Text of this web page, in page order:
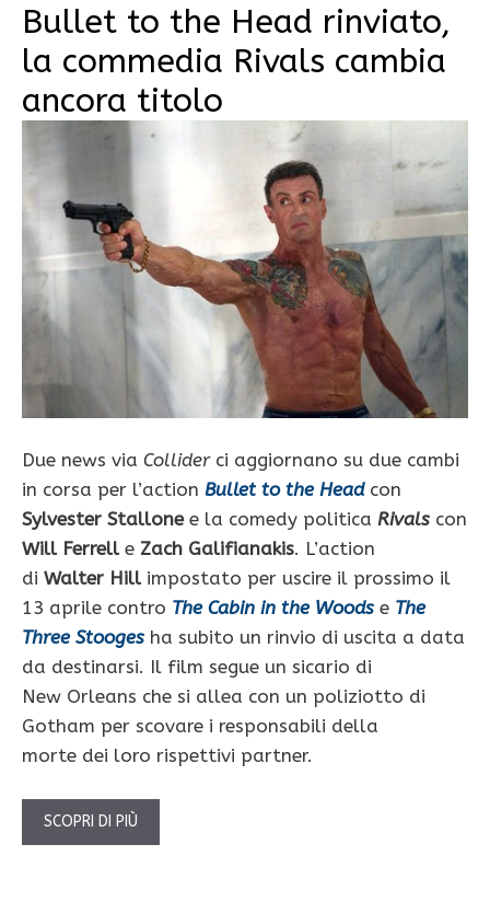
Bullet to the Head rinviato,
la commedia Rivals cambia
ancora titolo
Due news via Colliderci aggiornano su due cambi
in corsa per l’action Bullet to the Headcon
Sylvester Stallonee la comedy politica Rivals con
Will Ferrelle Zach Galifianakis. L’action
di Walter Hillimpostato per uscire il prossimo il
13 aprile contro The Cabin in the Woods e The
Three Stooges ha subito un rinvio di uscita a data
da destinarsi. Il film segue un sicario di
New Orleans che si allea con un poliziotto di
Gotham per scovare i responsabili della
morte dei loro rispettivi partner.
SCOPRI DI PIÙ